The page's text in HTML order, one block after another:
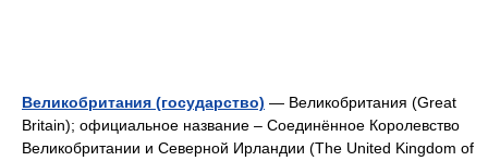
Великобритания (государство) — Великобритания (Great
Britain); официальное название ‒ Соединённое Королевство
Великобритании и Северной Ирландии (The United Kingdom of